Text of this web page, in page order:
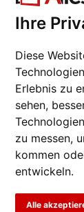
Ihre
Diese
Erlebnis zu
sehen,
zu messen,
kommen
entwickeln.
Alle
Rot
Lieferung